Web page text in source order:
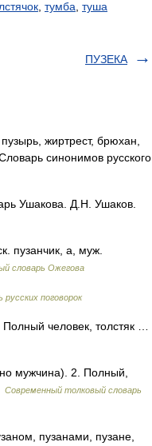
тумба туша
ПУЗЕКА
жиртрест, брюхан,
синонимов русского
Ушакова. Д.Н. Ушаков.
пузанчик, а, муж.
словарь Ожегова
поговорок
человек, толстяк …
мужчина). 2. Полный,
Современный толковый словарь
пузанами, пузане,